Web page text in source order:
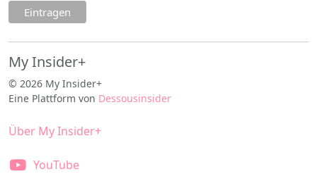
My Insider+
© 2026 My Insider+
Eine Plattform von Dessousinsider
Über My Insider+
YouTube